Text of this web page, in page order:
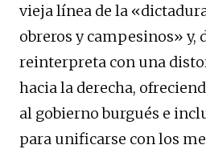
vieja línea de la
obreros y campesinos» y,
reinterpreta con una
hacia la derecha,
al gobierno burgués e
para unificarse con los